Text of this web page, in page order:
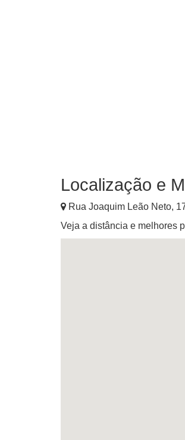
Localização e
Rua Joaquim Leão Neto,
Veja a distância e melhores